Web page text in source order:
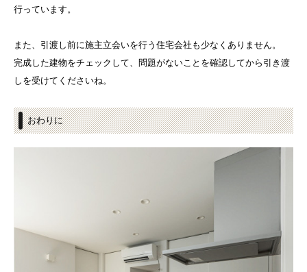
行っています。
また、引渡し前に施主立会いを行う住宅会社も少なくありません。
完成した建物をチェックして、問題がないことを確認してから引き渡
しを受けてくださいね。
おわりに